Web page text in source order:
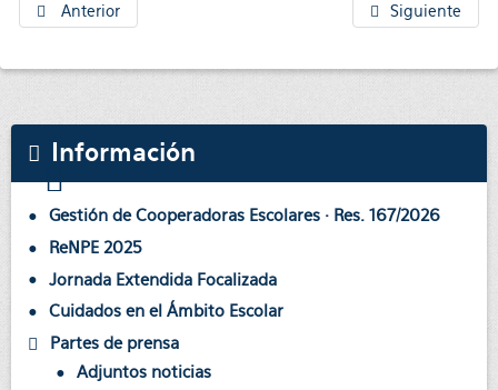
Anterior Siguiente
Información
Gestión de Cooperadoras Escolares · Res. 167/2026
ReNPE 2025
Jornada Extendida Focalizada
Cuidados en el Ámbito Escolar
Partes de prensa
Adjuntos noticias